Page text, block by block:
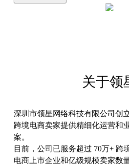
关于领
深圳市领星网络科技有限公司创
跨境电商卖家提供精细化运营和
案。
目前，公司已服务超过 70万+ 跨
电商上市企业和亿级规模卖家数